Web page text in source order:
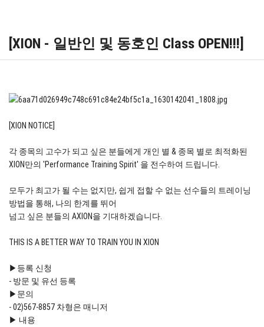
[XION - 일반인 및 동호인 Class OPEN!!!]
[XION NOTICE]
각 종목의 고수가 되고 싶은 분들에게 개인 별 & 종목 별로 최적화된
XION만의 'Performance Training Spirit' 을 전수하여 드립니다.
모두가 최고가 될 수는 없지만, 쉽게 접할 수 없는 선수들의 트레이닝
방법을 통해, 나의 한계를 뛰어
넘고 싶은 분들의 AXION을 기대하겠습니다.
THIS IS A BETTER WAY TO TRAIN YOU IN XION
▶등록 신청
- 방문 및 유선 등록
▶문의
- 02)567-8857 차형은 매니저
▶ 내용